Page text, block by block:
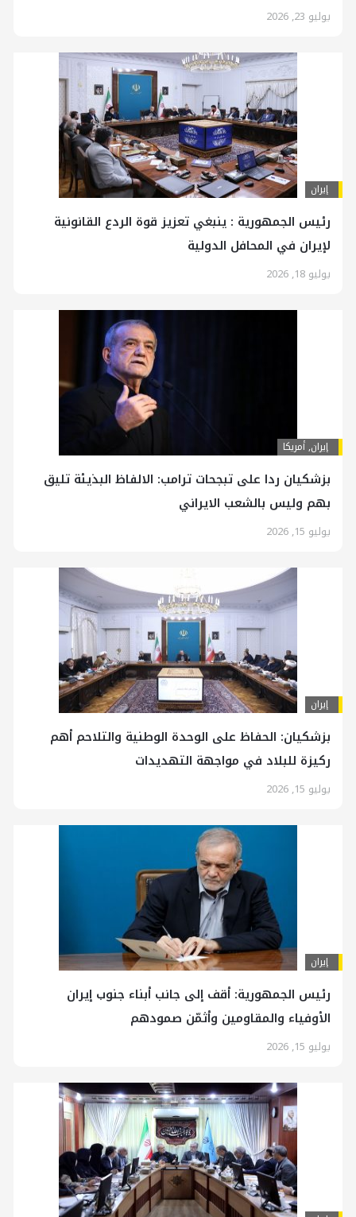
يوليو 23, 2026
إيران
رئیس الجمهوریة : ينبغي تعزيز قوة الردع القانونية
لإيران في المحافل الدولية
يوليو 18, 2026
إيران,أمريكا
بزشكيان ردا على تبجحات ترامب: الالفاظ البذيئة تليق
بهم وليس بالشعب الايراني
يوليو 15, 2026
إيران
بزشكيان: الحفاظ على الوحدة الوطنية والتلاحم أهم
ركيزة للبلاد في مواجهة التهديدات
يوليو 15, 2026
إيران
رئیس الجمهوریة: أقف إلى جانب أبناء جنوب إيران
الأوفياء والمقاومين وأثمّن صمودهم
يوليو 15, 2026